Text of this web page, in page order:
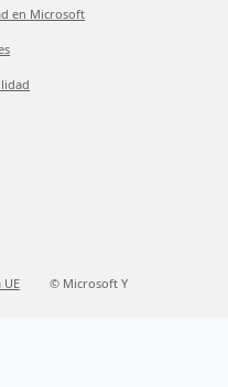
en Microsoft
© Microsoft Y